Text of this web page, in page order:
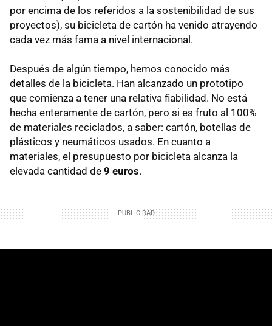
por encima de los referidos a la sostenibilidad de sus
proyectos), su bicicleta de cartón ha venido atrayendo
cada vez más fama a nivel internacional.
Después de algún tiempo, hemos conocido más
detalles de la bicicleta. Han alcanzado un prototipo
que comienza a tener una relativa fiabilidad. No está
hecha enteramente de cartón, pero si es fruto al 100%
de materiales reciclados, a saber: cartón, botellas de
plásticos y neumáticos usados. En cuanto a
materiales, el presupuesto por bicicleta alcanza la
elevada cantidad de 9 euros.